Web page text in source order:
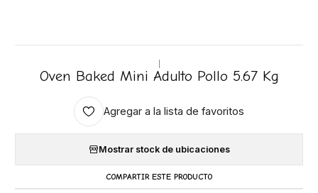
Oven Baked Mini Adulto Pollo 5.67 Kg
Agregar a la lista de favoritos
Mostrar stock de ubicaciones
COMPARTIR ESTE PRODUCTO